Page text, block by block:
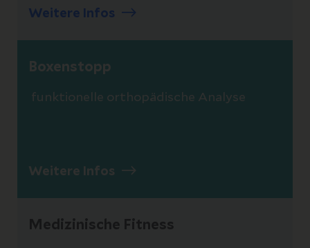
Weitere Infos
Boxenstopp
funktionelle orthopädische Analyse
Weitere Infos
Medizinische Fitness